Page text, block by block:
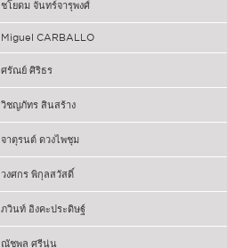
ชโยดม จันทร์จารุพงศ์
Miguel CARBALLO
ศรัณย์ ศิริธร
วิชญภัทร สินสร้าง
จาตุรนต์ ดวงไพชุม
วงศกร พิกุลสวัสดิ์
ภวินท์ อิงคะประดิษฐ์
ณัชพล ศรีนุ่น